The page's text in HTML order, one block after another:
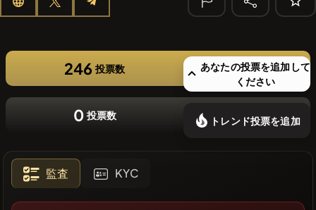
❌最近のコ
インはあり
ません
246 投票数
あなたの投票を追加して
ください
0 投票数 トレンド投票を追加
監査 KYC